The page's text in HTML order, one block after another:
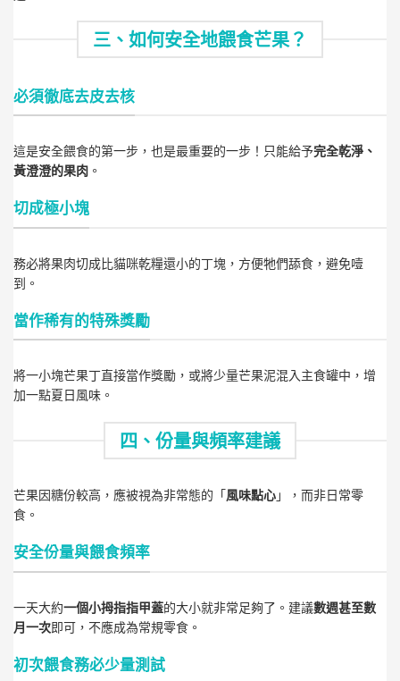
三、如何安全地餵食芒果？
必須徹底去皮去核
這是安全餵食的第一步，也是最重要的一步！只能給予完全乾淨、
黃澄澄的果肉 。
切成極小塊
務必將果肉切成比貓咪乾糧還小的丁塊，方便牠們舔食，避免噎
到。
當作稀有的特殊獎勵
將一小塊芒果丁直接當作獎勵，或將少量芒果泥混入主食罐中，增
加一點夏日風味。
四、份量與頻率建議
芒果因糖份較高，應被視為非常態的「風味點心」，而非日常零
食。
安全份量與餵食頻率
一天大約一個小拇指指甲蓋的大小就非常足夠了。建議數週甚至數
月一次即可，不應成為常規零食。
初次餵食務必少量測試